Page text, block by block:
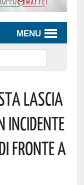
MENU
Lascia
Incidente
Fronte A